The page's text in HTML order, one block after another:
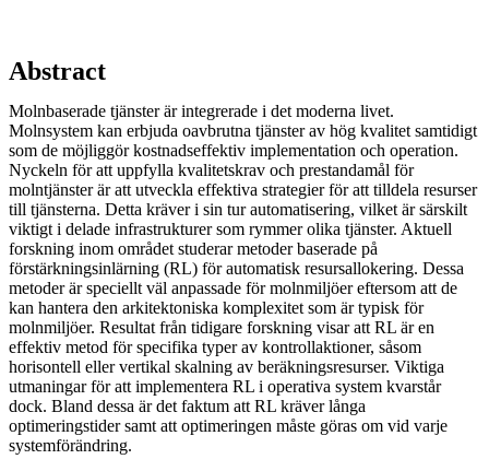
Abstract
Molnbaserade tjänster är integrerade i det moderna livet.
Molnsystem kan erbjuda oavbrutna tjänster av hög kvalitet samtidigt
som de möjliggör kostnadseffektiv implementation och operation.
Nyckeln för att uppfylla kvalitetskrav och prestandamål för
molntjänster är att utveckla effektiva strategier för att tilldela resurser
till tjänsterna. Detta kräver i sin tur automatisering, vilket är särskilt
viktigt i delade infrastrukturer som rymmer olika tjänster. Aktuell
forskning inom området studerar metoder baserade på
förstärkningsinlärning (RL) för automatisk resursallokering. Dessa
metoder är speciellt väl anpassade för molnmiljöer eftersom att de
kan hantera den arkitektoniska komplexitet som är typisk för
molnmiljöer. Resultat från tidigare forskning visar att RL är en
effektiv metod för specifika typer av kontrollaktioner, såsom
horisontell eller vertikal skalning av beräkningsresurser. Viktiga
utmaningar för att implementera RL i operativa system kvarstår
dock. Bland dessa är det faktum att RL kräver långa
optimeringstider samt att optimeringen måste göras om vid varje
systemförändring.